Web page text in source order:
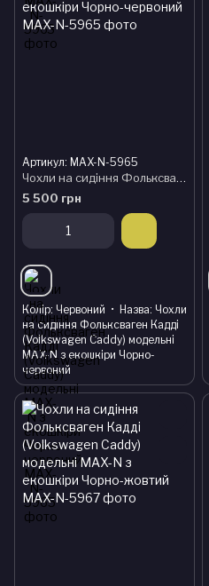
Артикул: MAX-N-5965
Чохли на сидіння Фольксваген Кадді (Volkswagen Caddy) модельні MAX-N з екошкіри Чорно-червоний
5 500 грн
Колір Червоний Назва Чохли
на сидіння Фольксваген Кадді
(Volkswagen Caddy) модельні
MAX-N з екошкіри Чорно-
червоний